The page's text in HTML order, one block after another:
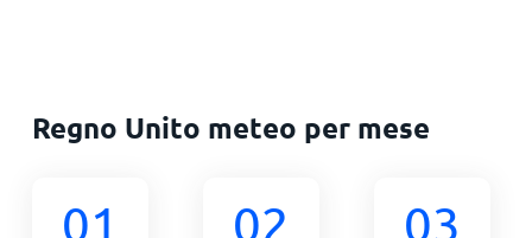
Regno Unito meteo per mese
01 02 03